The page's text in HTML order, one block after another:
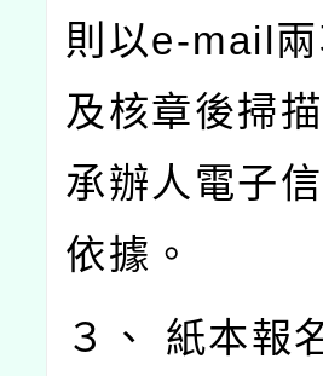
則以e-mail
及核章後掃
承辦人電子
依據。
３、 紙本報